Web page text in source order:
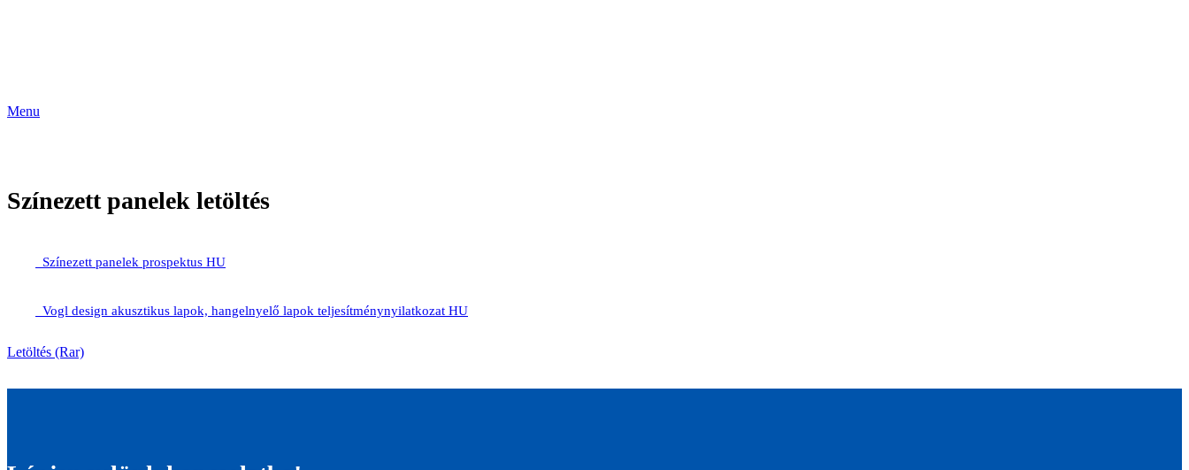
Menu
Színezett panelek letöltés
Színezett panelek prospektus HU
Vogl design akusztikus lapok, hangelnyelő lapok teljesítménynyilatkozat HU
Letöltés (Rar)